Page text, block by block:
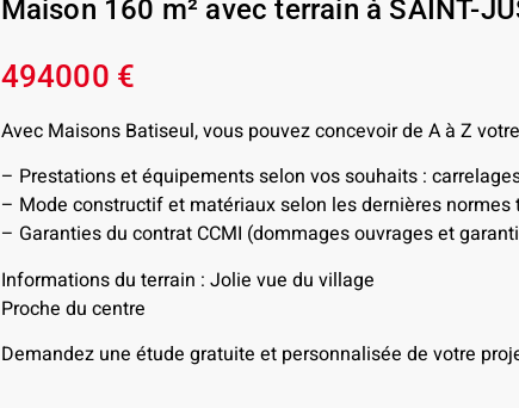
Maison 160 m² avec terrain à SAINT-
494000 €
Avec Maisons Batiseul, vous pouvez concevoir de A à Z
– Prestations et équipements selon vos souhaits :
– Mode constructif et matériaux selon les dernières
– Garanties du contrat CCMI (dommages ouvrages et
Informations du terrain : Jolie vue du village
Proche du centre
Demandez une étude gratuite et personnalisée de votre